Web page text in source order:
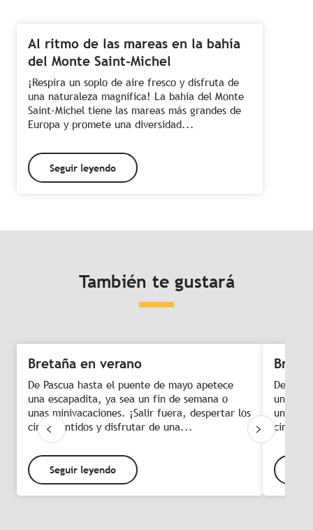
Al ritmo de las mareas en la bahía
del Monte Saint-Michel
¡Respira un soplo de aire fresco y disfruta de
una naturaleza magnífica! La bahía del Monte
Saint-Michel tiene las mareas más grandes de
Europa y promete una diversidad...
Seguir leyendo
También te gustará
Bretaña en verano
De Pascua hasta el puente de mayo apetece
una escapadita, ya sea un fin de semana o
unas minivacaciones. ¡Salir fuera, despertar los
cinco sentidos y disfrutar de una...
Seguir leyendo
De
una
unas
cinco